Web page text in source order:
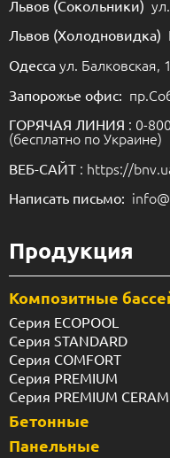
Львов (Сокольники)
Львов (Холодновидка)
Одесса ул. Балковская,
Запорожье офис:
ГОРЯЧАЯ ЛИНИЯ : 0-
(бесплатно по Украине)
ВЕБ-САЙТ : https://
Написать письмо:
Продукция
Композитные
Серия ECOPOOL
Серия STANDARD
Серия COMFORT
Серия PREMIUM
Серия PREMIUM
Бетонные
Панельные